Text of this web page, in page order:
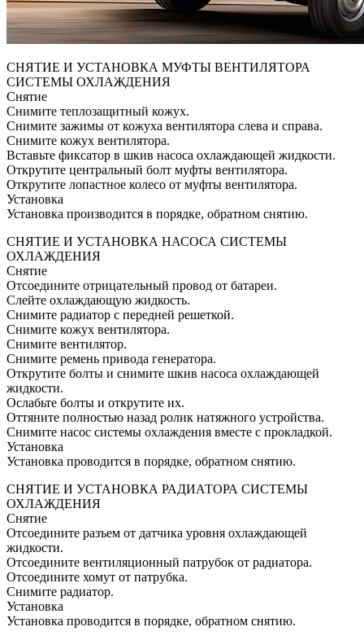
СНЯТИЕ И УСТАНОВКА МУФТЫ ВЕНТИЛЯТОРА
СИСТЕМЫ ОХЛАЖДЕНИЯ
Снятие
Снимите теплозащитный кожух.
Снимите зажимы от кожуха вентилятора слева и справа.
Снимите кожух вентилятора.
Вставьте фиксатор в шкив насоса охлаждающей жидкости.
Открутите центральный болт муфты вентилятора.
Открутите лопастное колесо от муфты вентилятора.
Установка
Установка производится в порядке, обратном снятию.
СНЯТИЕ И УСТАНОВКА НАСОСА СИСТЕМЫ
ОХЛАЖДЕНИЯ
Снятие
Отсоедините отрицательный провод от батареи.
Слейте охлаждающую жидкость.
Снимите радиатор с передней решеткой.
Снимите кожух вентилятора.
Снимите вентилятор.
Снимите ремень привода генератора.
Открутите болты и снимите шкив насоса охлаждающей
жидкости.
Ослабьте болты и открутите их.
Оттяните полностью назад ролик натяжного устройства.
Снимите насос системы охлаждения вместе с прокладкой.
Установка
Установка проводится в порядке, обратном снятию.
СНЯТИЕ И УСТАНОВКА РАДИАТОРА СИСТЕМЫ
ОХЛАЖДЕНИЯ
Снятие
Отсоедините разъем от датчика уровня охлаждающей
жидкости.
Отсоедините вентиляционный патрубок от радиатора.
Отсоедините хомут от патрубка.
Снимите радиатор.
Установка
Установка проводится в порядке, обратном снятию.